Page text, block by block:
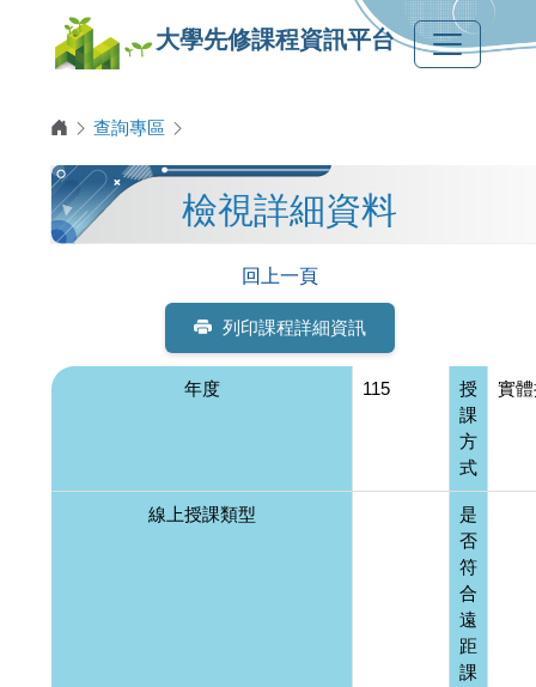
大學先修課程資訊平台
查詢專區
檢視詳細資料
回上一頁
列印課程詳細資訊
年度 115
授
課
方
式
實
線上授課類型
是
否
符
合
遠
距
課